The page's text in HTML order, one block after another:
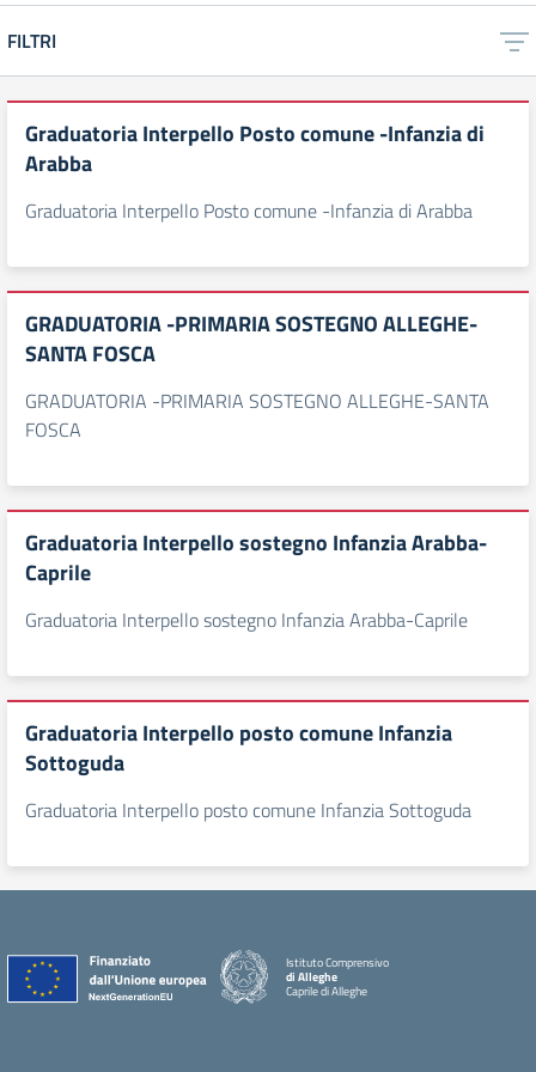
FILTRI
Graduatoria Interpello Posto comune -Infanzia di
Arabba
Graduatoria Interpello Posto comune -Infanzia di Arabba
GRADUATORIA -PRIMARIA SOSTEGNO ALLEGHE-
SANTA FOSCA
GRADUATORIA -PRIMARIA SOSTEGNO ALLEGHE-SANTA
FOSCA
Graduatoria Interpello sostegno Infanzia Arabba-
Caprile
Graduatoria Interpello sostegno Infanzia Arabba-Caprile
Graduatoria Interpello posto comune Infanzia
Sottoguda
Graduatoria Interpello posto comune Infanzia Sottoguda
Istituto Comprensivo
di Alleghe
Caprile di Alleghe